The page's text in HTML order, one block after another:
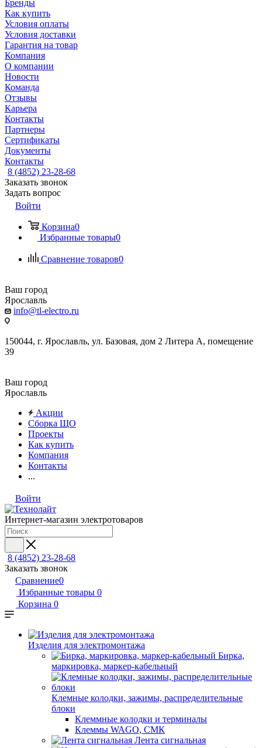
Бренды
Как купить
Условия оплаты
Условия доставки
Гарантия на товар
Компания
О компании
Новости
Команда
Отзывы
Карьера
Контакты
Партнеры
Сертификаты
Документы
Контакты
8 (4852) 23-28-68
Заказать звонок
Задать вопрос
Войти
Корзина0
Избранные товары0
Сравнение товаров0
Ваш город
Ярославль
info@tl-electro.ru
150044, г. Ярославль, ул. Базовая, дом 2 Литера А, помещение
39
Ваш город
Ярославль
Акции
Сборка ЩО
Проекты
Как купить
Компания
Контакты
...
Войти
Интернет-магазин электротоваров
8 (4852) 23-28-68
Заказать звонок
Сравнение0
Избранные товары 0
Корзина 0
Изделия для электромонтажа
Бирка,
маркировка, маркер-кабельный
Клемные колодки, зажимы, распределительные
блоки
Клеммные колодки и терминалы
Клеммы WAGO, СМК
Лента сигнальная